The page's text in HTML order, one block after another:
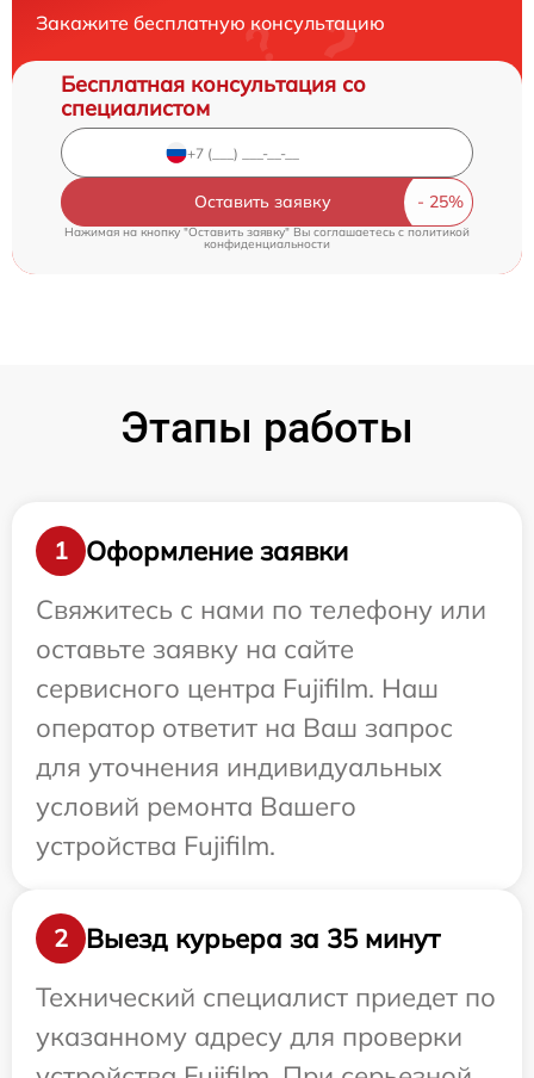
Закажите бесплатную консультацию
Бесплатная консультация со
специалистом
Оставить заявку
Нажимая на кнопку "Оставить заявку" Вы соглашаетесь c политикой
конфиденциальности
Этапы работы
1
Оформление заявки
Свяжитесь с нами по телефону или
оставьте заявку на сайте
сервисного центра Fujifilm. Наш
оператор ответит на Ваш запрос
для уточнения индивидуальных
условий ремонта Вашего
устройства Fujifilm.
2
Выезд курьера за 35 минут
Технический специалист приедет по
указанному адресу для проверки